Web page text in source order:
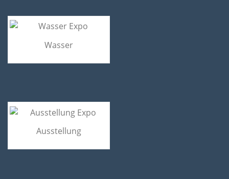
Wasser
Ausstellung